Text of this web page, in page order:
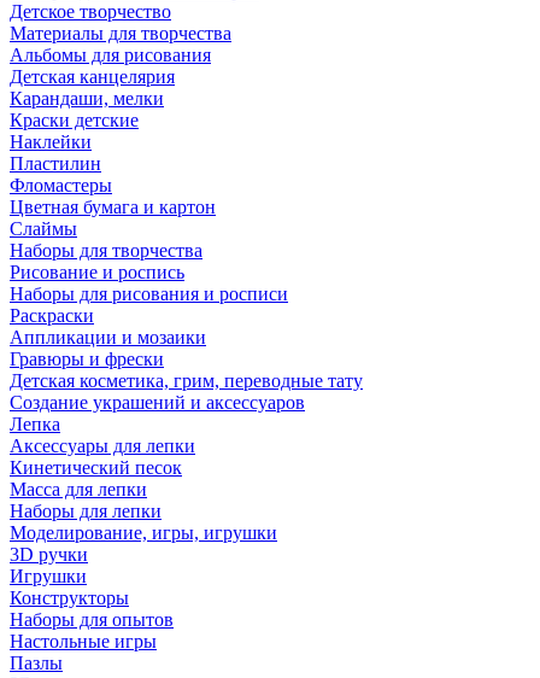
Детское творчество
Материалы для творчества
Альбомы для рисования
Детская канцелярия
Карандаши, мелки
Краски детские
Наклейки
Пластилин
Фломастеры
Цветная бумага и картон
Слаймы
Наборы для творчества
Рисование и роспись
Наборы для рисования и росписи
Раскраски
Аппликации и мозаики
Гравюры и фрески
Детская косметика, грим, переводные тату
Создание украшений и аксессуаров
Лепка
Аксессуары для лепки
Кинетический песок
Масса для лепки
Наборы для лепки
Моделирование, игры, игрушки
3D ручки
Игрушки
Конструкторы
Наборы для опытов
Настольные игры
Пазлы